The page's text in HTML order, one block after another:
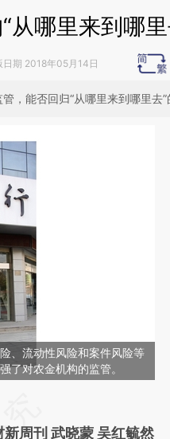
从哪里来到哪里
日期 2018年05月14日
，能否回归“从哪里来到哪里去”
、流动性风险和案件风险等
了对农金机构的监管。
于财新
新周刊 武晓蒙 吴红毓然